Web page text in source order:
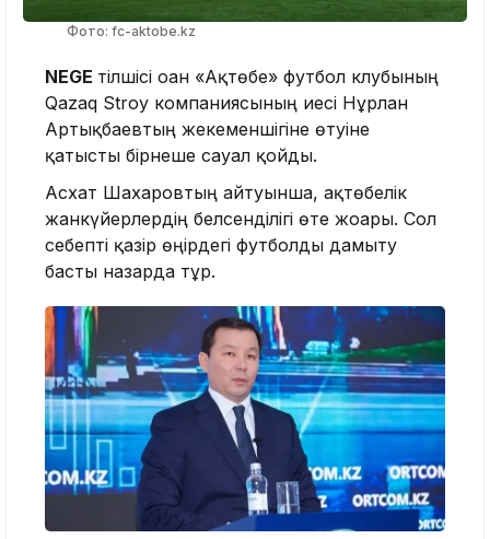
Фото: fc-aktobe.kz
NEGE тілшісі оған «Ақтөбе» футбол клубының
Qazaq Stroy компаниясының иесі Нұрлан
Артықбаевтың жекеменшігіне өтуіне
қатысты бірнеше сауал қойды.
Асхат Шахаровтың айтуынша, ақтөбелік
жанкүйерлердің белсенділігі өте жоғары. Сол
себепті қазір өңірдегі футболды дамыту
басты назарда тұр.